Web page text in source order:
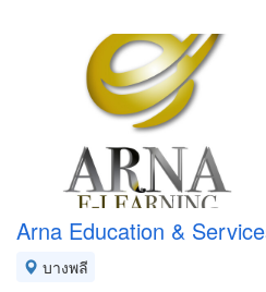
Arna Education &
บางพลี